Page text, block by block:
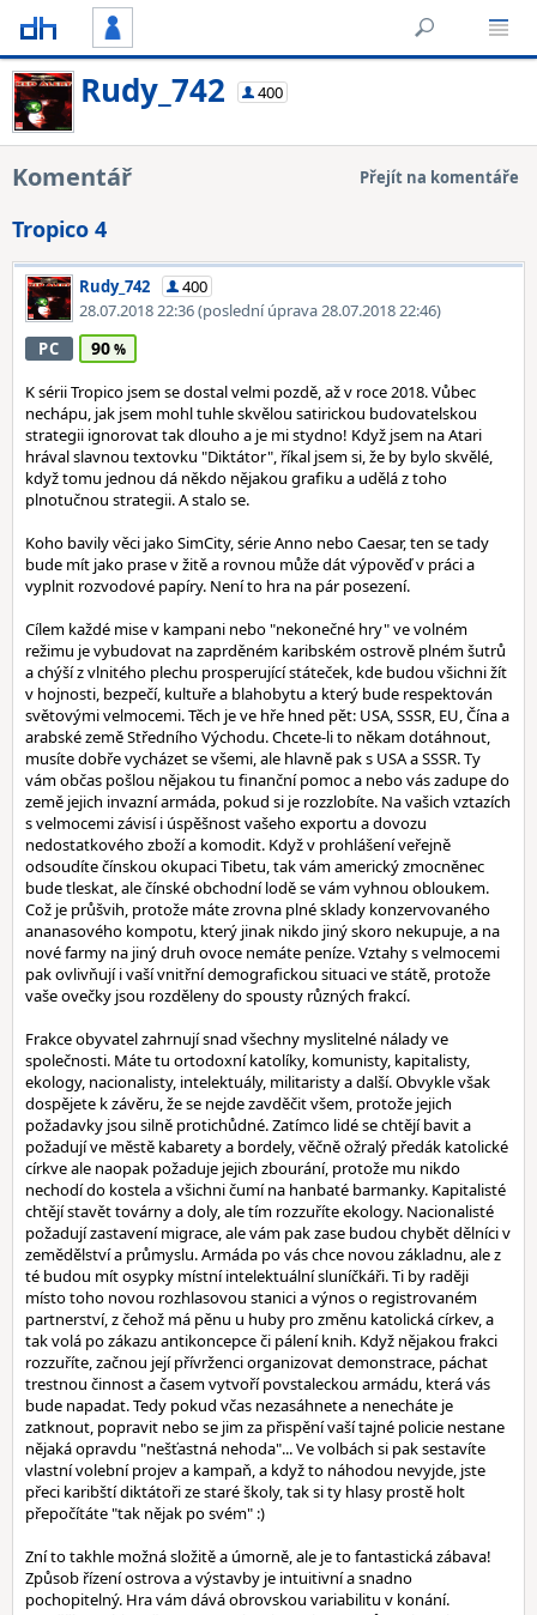
Rudy_742 400
Komentář Přejít na komentáře
Tropico 4
Rudy_742
400
28.07.2018 22:36(poslední úprava 28.07.2018 22:46)
PC
90
K sérii Tropico jsem se dostal velmi pozdě, až v roce 2018. Vůbec
nechápu, jak jsem mohl tuhle skvělou satirickou budovatelskou
strategii ignorovat tak dlouho a je mi stydno! Když jsem na Atari
hrával slavnou textovku "Diktátor", říkal jsem si, že by bylo skvělé,
když tomu jednou dá někdo nějakou grafiku a udělá z toho
plnotučnou strategii. A stalo se.
Koho bavily věci jako SimCity, série Anno nebo Caesar, ten se tady
bude mít jako prase v žitě a rovnou může dát výpověď v práci a
vyplnit rozvodové papíry. Není to hra na pár posezení.
Cílem každé mise v kampani nebo "nekonečné hry" ve volném
režimu je vybudovat na zaprděném karibském ostrově plném šutrů
a chýší z vlnitého plechu prosperující státeček, kde budou všichni žít
v hojnosti, bezpečí, kultuře a blahobytu a který bude respektován
světovými velmocemi. Těch je ve hře hned pět: USA, SSSR, EU, Čína a
arabské země Středního Východu. Chcete-li to někam dotáhnout,
musíte dobře vycházet se všemi, ale hlavně pak s USA a SSSR. Ty
vám občas pošlou nějakou tu finanční pomoc a nebo vás zadupe do
země jejich invazní armáda, pokud si je rozzlobíte. Na vašich vztazích
s velmocemi závisí i úspěšnost vašeho exportu a dovozu
nedostatkového zboží a komodit. Když v prohlášení veřejně
odsoudíte čínskou okupaci Tibetu, tak vám americký zmocněnec
bude tleskat, ale čínské obchodní lodě se vám vyhnou obloukem.
Což je průšvih, protože máte zrovna plné sklady konzervovaného
ananasového kompotu, který jinak nikdo jiný skoro nekupuje, a na
nové farmy na jiný druh ovoce nemáte peníze. Vztahy s velmocemi
pak ovlivňují i vaší vnitřní demografickou situaci ve státě, protože
vaše ovečky jsou rozděleny do spousty různých frakcí.
Frakce obyvatel zahrnují snad všechny myslitelné nálady ve
společnosti. Máte tu ortodoxní katolíky, komunisty, kapitalisty,
ekology, nacionalisty, intelektuály, militaristy a další. Obvykle však
dospějete k závěru, že se nejde zavděčit všem, protože jejich
požadavky jsou silně protichůdné. Zatímco lidé se chtějí bavit a
požadují ve městě kabarety a bordely, věčně ožralý předák katolické
církve ale naopak požaduje jejich zbourání, protože mu nikdo
nechodí do kostela a všichni čumí na hanbaté barmanky. Kapitalisté
chtějí stavět továrny a doly, ale tím rozzuříte ekology. Nacionalisté
požadují zastavení migrace, ale vám pak zase budou chybět dělníci v
zemědělství a průmyslu. Armáda po vás chce novou základnu, ale z
té budou mít osypky místní intelektuální sluníčkáři. Ti by raději
místo toho novou rozhlasovou stanici a výnos o registrovaném
partnerství, z čehož má pěnu u huby pro změnu katolická církev, a
tak volá po zákazu antikoncepce či pálení knih. Když nějakou frakci
rozzuříte, začnou její přívrženci organizovat demonstrace, páchat
trestnou činnost a časem vytvoří povstaleckou armádu, která vás
bude napadat. Tedy pokud včas nezasáhnete a nenecháte je
zatknout, popravit nebo se jim za přispění vaší tajné policie nestane
nějaká opravdu "nešťastná nehoda"... Ve volbách si pak sestavíte
vlastní volební projev a kampaň, a když to náhodou nevyjde, jste
přeci karibští diktátoři ze staré školy, tak si ty hlasy prostě holt
přepočítáte "tak nějak po svém" :)
Zní to takhle možná složitě a úmorně, ale je to fantastická zábava!
Způsob řízení ostrova a výstavby je intuitivní a snadno
pochopitelný. Hra vám dává obrovskou variabilitu v konání.